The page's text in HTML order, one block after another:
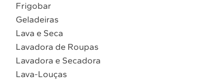
Localizar assistência técnica
Frigobar
Geladeiras
Lava e Seca
Lavadora de Roupas
Lavadora e Secadora
Lava-Louças